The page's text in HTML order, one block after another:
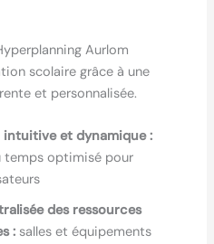
Aurlom
scolaire grâce à une
et personnalisée.
intuitive et dynamique :
temps optimisé pour
des ressources
:salles et équipements